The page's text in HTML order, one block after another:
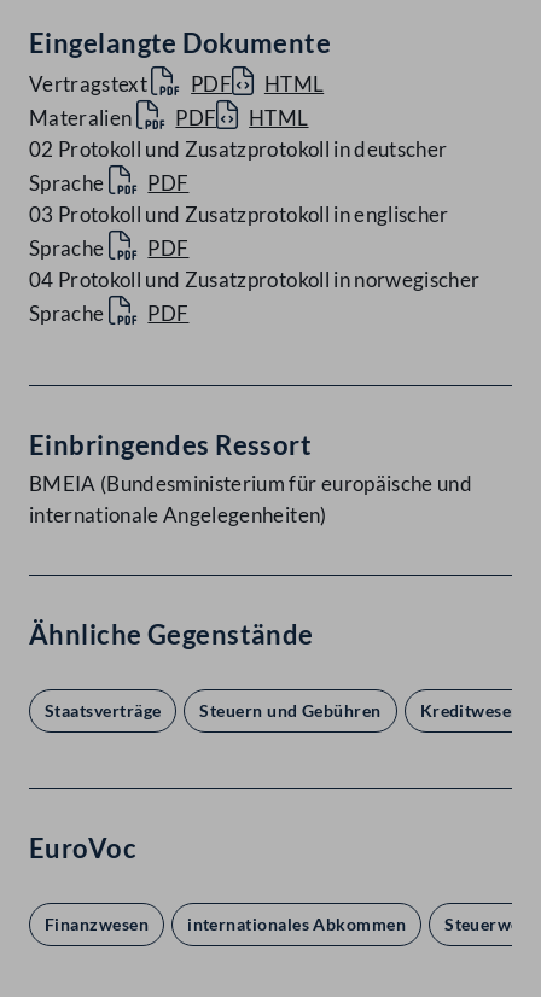
Eingelangte Dokumente
Vertragstext PDF
HTML
Materalien
PDF
HTML
02 Protokoll und Zusatzprotokoll in deutscher
Sprache
PDF
03 Protokoll und Zusatzprotokoll in englischer
Sprache
PDF
04 Protokoll und Zusatzprotokoll in norwegischer
Sprache
PDF
Einbringendes Ressort
BMEIA (Bundesministerium für europäische und
internationale Angelegenheiten)
Ähnliche Gegenstände
Staatsverträge Steuern und Gebühren Kreditwesen
EuroVoc
Finanzwesen internationales Abkommen